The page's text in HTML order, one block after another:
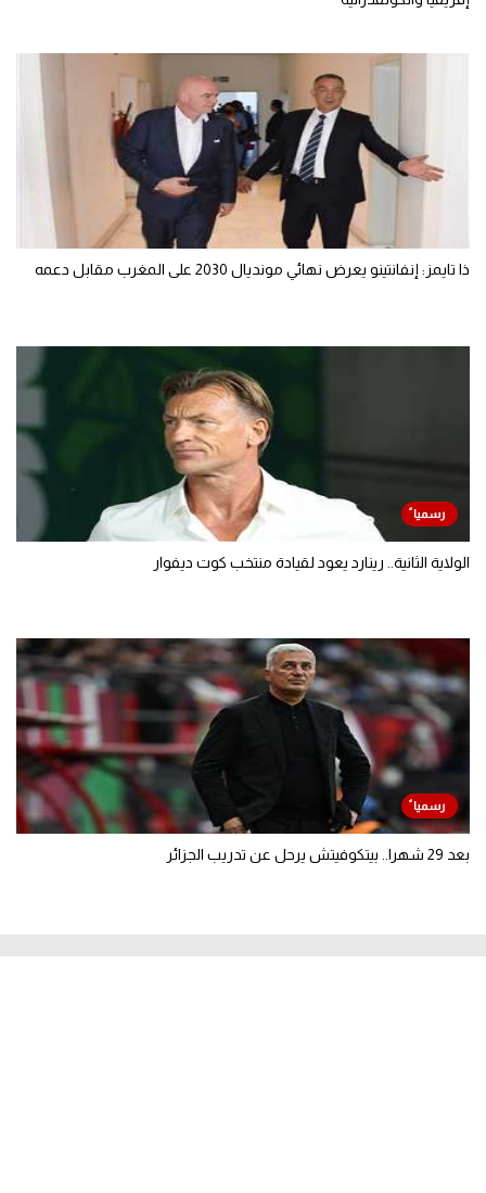
ذا تايمز: إنفانتينو يعرض نهائي مونديال 2030 على المغرب مقابل دعمه
الولاية الثانية.. رينارد يعود لقيادة منتخب كوت ديفوار
بعد 29 شهرا.. بيتكوفيتش يرحل عن تدريب الجزائر